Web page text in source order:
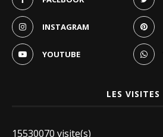
INSTAGRAM
YOUTUBE
LES VISITES
15530070 visite(s)